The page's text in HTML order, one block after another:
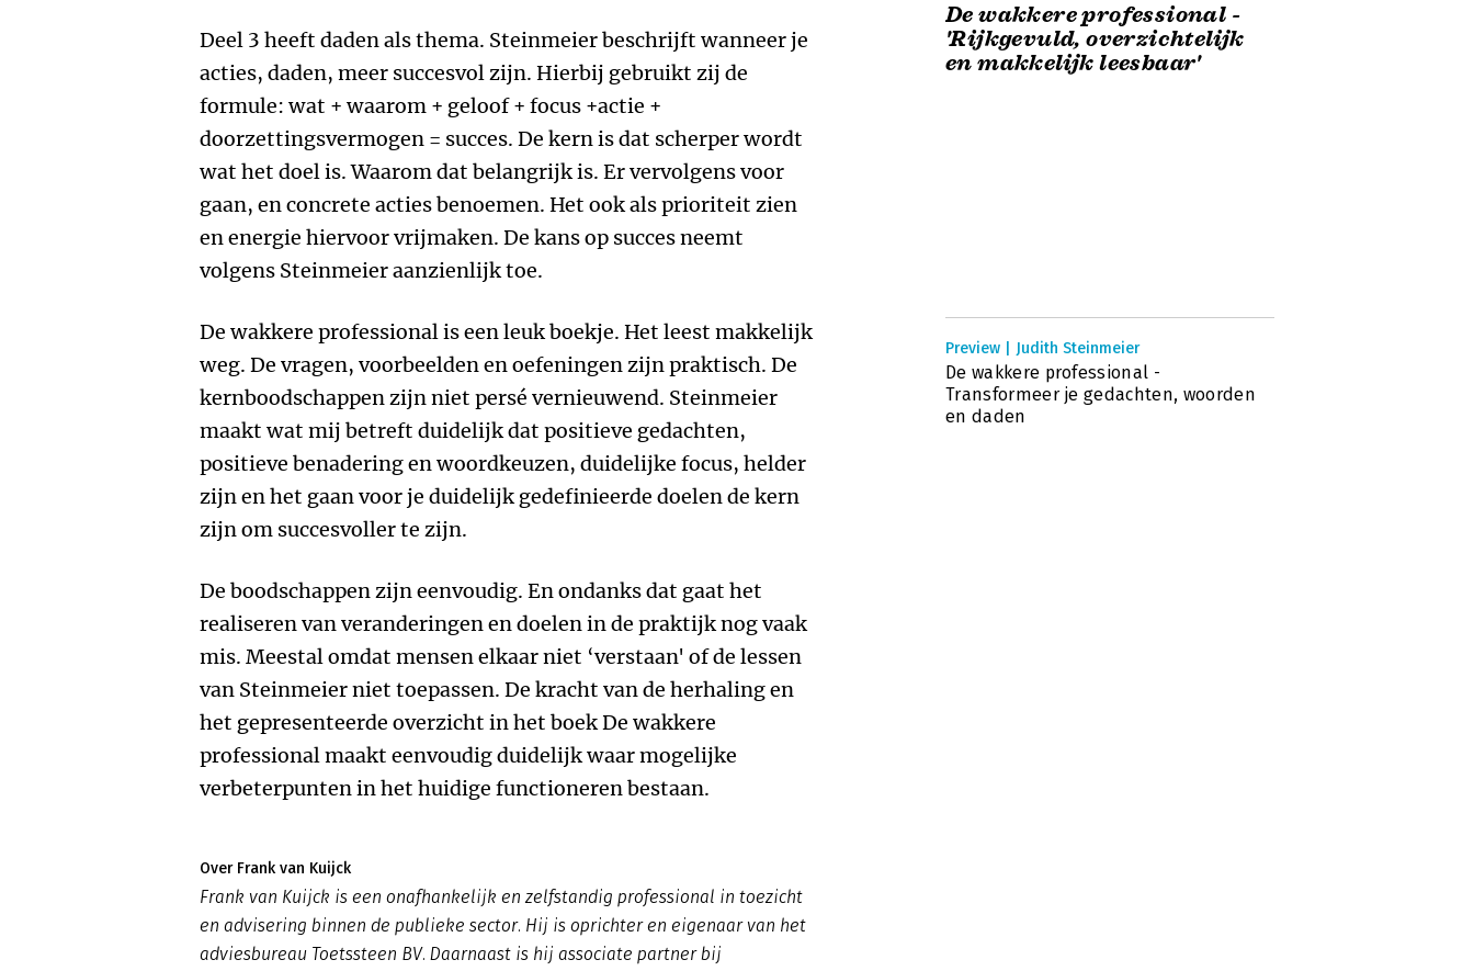
Deel 3 heeft daden als thema. Steinmeier beschrijft wanneer je
acties, daden, meer succesvol zijn. Hierbij gebruikt zij de
formule: wat + waarom + geloof + focus +actie +
doorzettingsvermogen = succes. De kern is dat scherper wordt
wat het doel is. Waarom dat belangrijk is. Er vervolgens voor
gaan, en concrete acties benoemen. Het ook als prioriteit zien
en energie hiervoor vrijmaken. De kans op succes neemt
volgens Steinmeier aanzienlijk toe.
De wakkere professional is een leuk boekje. Het leest makkelijk
weg. De vragen, voorbeelden en oefeningen zijn praktisch. De
kernboodschappen zijn niet persé vernieuwend. Steinmeier
maakt wat mij betreft duidelijk dat positieve gedachten,
positieve benadering en woordkeuzen, duidelijke focus, helder
zijn en het gaan voor je duidelijk gedefinieerde doelen de kern
zijn om succesvoller te zijn.
De boodschappen zijn eenvoudig. En ondanks dat gaat het
realiseren van veranderingen en doelen in de praktijk nog vaak
mis. Meestal omdat mensen elkaar niet ‘verstaan' of de lessen
van Steinmeier niet toepassen. De kracht van de herhaling en
het gepresenteerde overzicht in het boek De wakkere
professional maakt eenvoudig duidelijk waar mogelijke
verbeterpunten in het huidige functioneren bestaan.
Over Frank van Kuijck
Frank van Kuijck is een onafhankelijk en zelfstandig professional in toezicht
en advisering binnen de publieke sector. Hij is oprichter en eigenaar van het
adviesbureau Toetssteen BV. Daarnaast is hij associate partner bij
De wakkere professional -
'Rijkgevuld, overzichtelijk
en makkelijk leesbaar'
Preview | Judith Steinmeier
De wakkere professional -
Transformeer je gedachten, woorden
en daden